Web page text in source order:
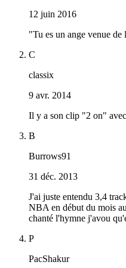
12 juin 2016
"Tu es un ange venue de
C
classix
9 avr. 2014
Il y a son clip "2 on"
B
Burrows91
31 déc. 2013
J'ai juste entendu 3,4
NBA en début du mois
chanté l'hymne j'avou
P
PacShakur